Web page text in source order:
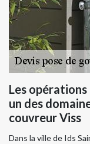
Les
un des
couvreur Viss
Dans la ville de Ids